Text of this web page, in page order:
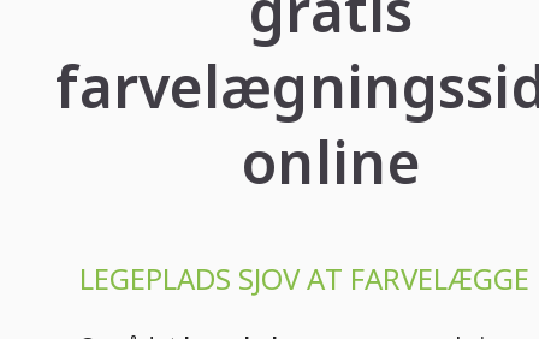
online
LEGEPLADS SJOV AT FARVELÆGGE